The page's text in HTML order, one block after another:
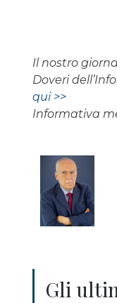
Il nostro
Doveri
qui >>
Informativa
Gli